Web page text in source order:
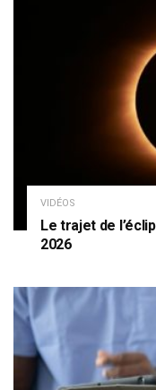
VIDÉOS
Le trajet de
2026